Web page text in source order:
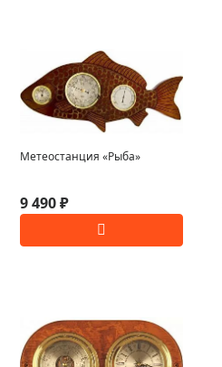
Метеостанция «Рыба»
9 490 ₽